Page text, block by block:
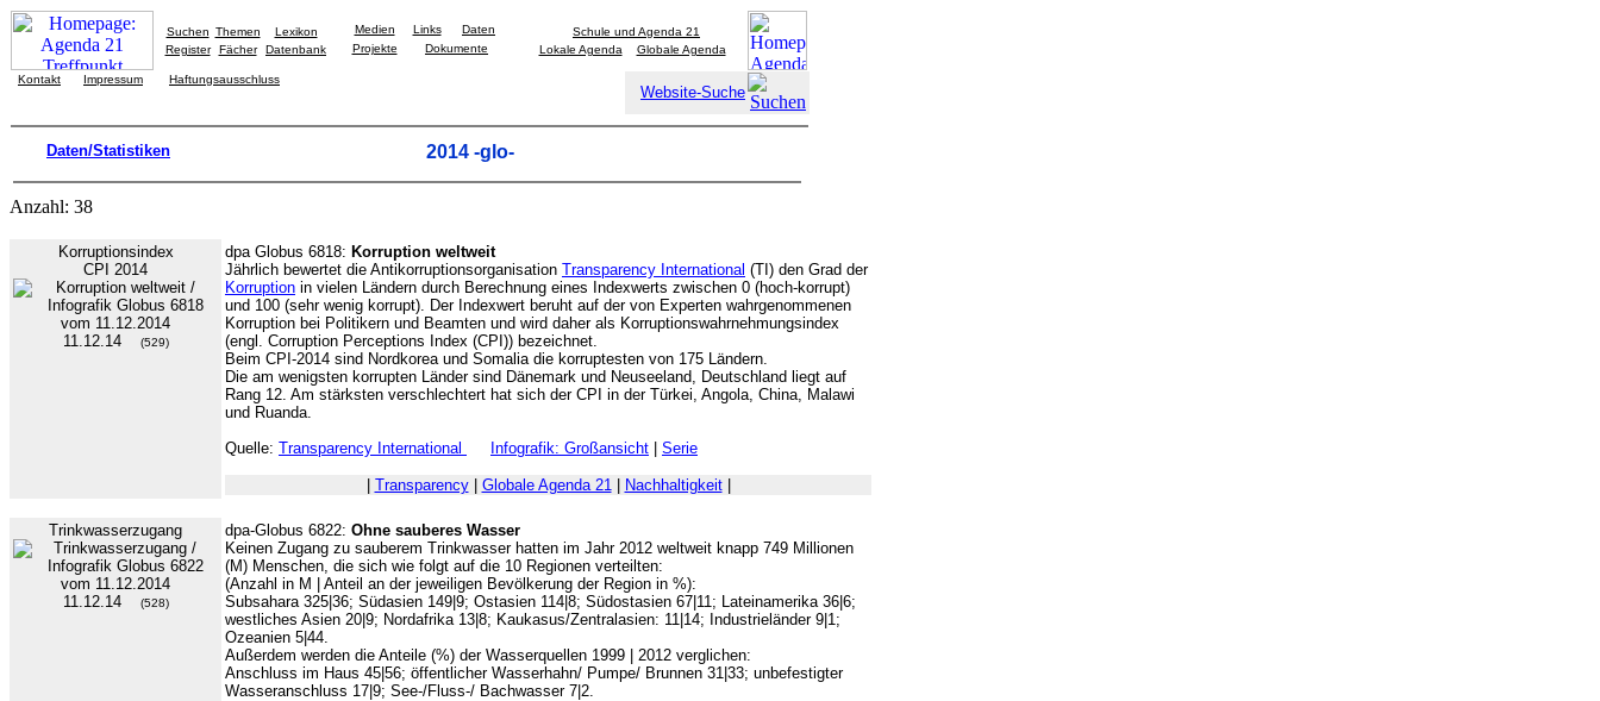
Suchen Themen
Lexikon
Register
Fächer Datenbank
Medien Links
Daten
Projekte
Dokumente
Schule und Agenda 21
Lokale Agenda
Globale Agenda
Kontakt Impressum Haftungsausschluss
Website-Suche
Daten/Statistiken 2014 -glo-
Anzahl: 38
Korruptionsindex
CPI 2014
11.12.14 (529)
dpa Globus 6818: Korruption weltweit
Jährlich bewertet die Antikorruptionsorganisation Transparency International (TI) den Grad der
Korruption in vielen Ländern durch Berechnung eines Indexwerts zwischen 0 (hoch-korrupt)
und 100 (sehr wenig korrupt). Der Indexwert beruht auf der von Experten wahrgenommenen
Korruption bei Politikern und Beamten und wird daher als Korruptionswahrnehmungsindex
(engl. Corruption Perceptions Index (CPI)) bezeichnet.
Beim CPI-2014 sind Nordkorea und Somalia die korruptesten von 175 Ländern.
Die am wenigsten korrupten Länder sind Dänemark und Neuseeland, Deutschland liegt auf
Rang 12. Am stärksten verschlechtert hat sich der CPI in der Türkei, Angola, China, Malawi
und Ruanda.
Quelle: Transparency International Infografik: Großansicht Serie
Transparency| Globale Agenda 21| Nachhaltigkeit|
Trinkwasserzugang
11.12.14 (528)
dpa-Globus 6822: Ohne sauberes Wasser
Keinen Zugang zu sauberem Trinkwasser hatten im Jahr 2012 weltweit knapp 749 Millionen
(M) Menschen, die sich wie folgt auf die 10 Regionen verteilten:
(Anzahl in M | Anteil an der jeweiligen Bevölkerung der Region in %):
Subsahara 325|36; Südasien 149|9; Ostasien 114|8; Südostasien 67|11; Lateinamerika 36|6;
westliches Asien 20|9; Nordafrika 13|8; Kaukasus/Zentralasien: 11|14; Industrieländer 9|1;
Ozeanien 5|44.
Außerdem werden die Anteile (%) der Wasserquellen 1999 | 2012 verglichen:
Anschluss im Haus 45|56; öffentlicher Wasserhahn/ Pumpe/ Brunnen 31|33; unbefestigter
Wasseranschluss 17|9; See-/Fluss-/ Bachwasser 7|2.